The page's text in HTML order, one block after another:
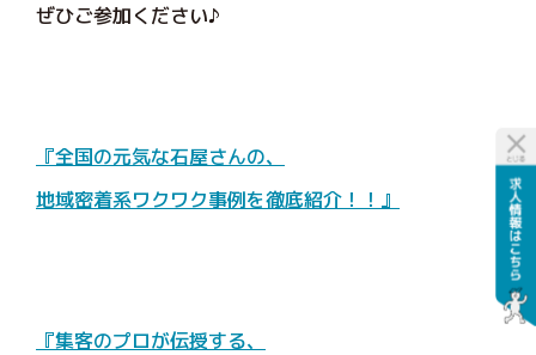
ぜひご参加ください♪
『全国の元気な石屋さんの、
地域密着系ワクワク事例を徹底紹介！！』
『集客のプロが伝授する、